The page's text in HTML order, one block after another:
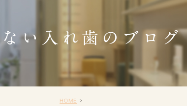
い入れ歯のブログ
HOME